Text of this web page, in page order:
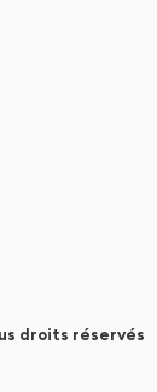
droits réservés